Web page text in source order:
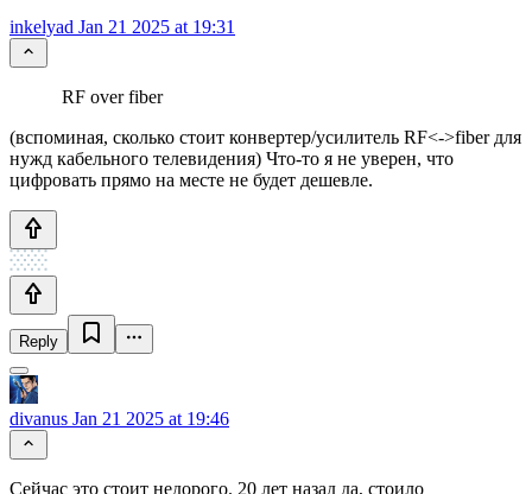
inkelyad Jan 21 2025 at 19:31
RF over fiber
(вспоминая, сколько стоит конвертер/усилитель RF<->fiber для
нужд кабельного телевидения) Что-то я не уверен, что
цифровать прямо на месте не будет дешевле.
Reply
divanus Jan 21 2025 at 19:46
Сейчас это стоит недорого. 20 лет назад да, стоило